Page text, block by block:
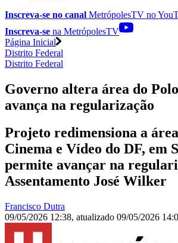
Inscreva-se no canal MetrópolesTV no
Inscreva-se na MetrópolesTV
Página Inicial
Distrito Federal
Distrito Federal
Governo altera área do
avança na regularização
Projeto redimensiona a
Cinema e Vídeo do DF, em
permite avançar na
Assentamento José Wilker
Francisco Dutra
09/05/2026 12:38, atualizado 09/05/2026